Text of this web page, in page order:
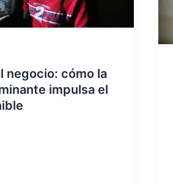
negocio: cómo la
impulsa el